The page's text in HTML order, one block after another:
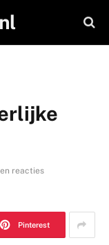
reacties
Pinterest